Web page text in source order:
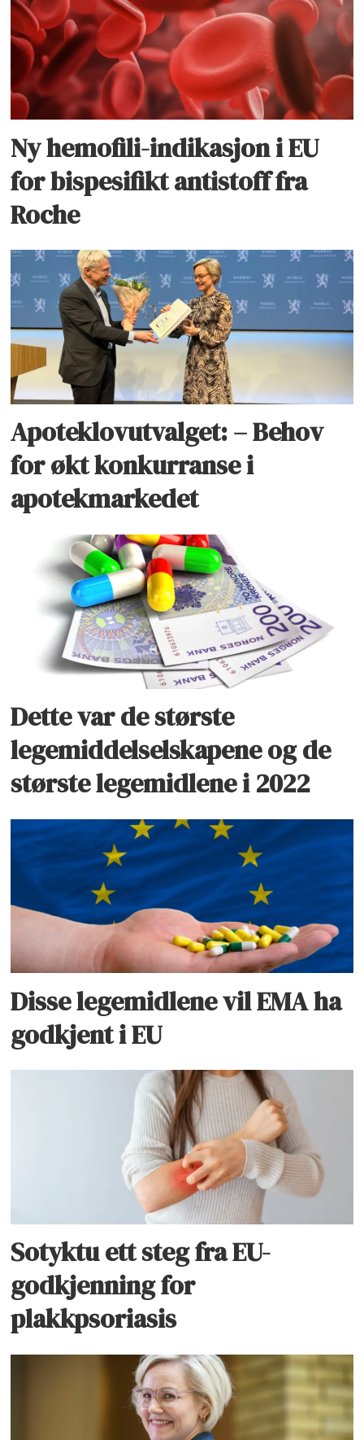
Ny hemofili-indikasjon i EU
for bispesifikt antistoff fra
Roche
Apoteklovutvalget: – Behov
for økt konkurranse i
apotekmarkedet
Dette var de største
legemiddelselskapene og de
største legemidlene i 2022
Disse legemidlene vil EMA ha
godkjent i EU
Sotyktu ett steg fra EU-
godkjenning for
plakkpsoriasis